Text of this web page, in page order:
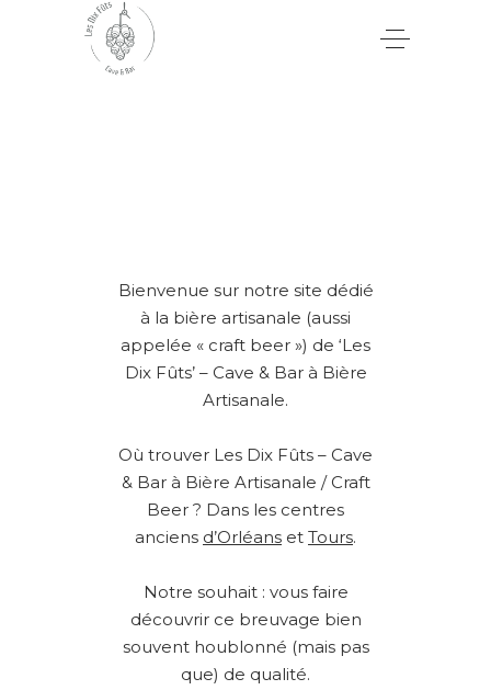
Bienvenue sur notre site dédié
à la bière artisanale (aussi
appelée « craft beer ») de ‘Les
Dix Fûts’ – Cave & Bar à Bière
Artisanale.
Où trouver Les Dix Fûts – Cave
& Bar à Bière Artisanale / Craft
Beer ? Dans les centres
anciens d’Orléans et Tours.
Notre souhait : vous faire
découvrir ce breuvage bien
souvent houblonné (mais pas
que) de qualité.